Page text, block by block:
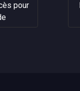
pour